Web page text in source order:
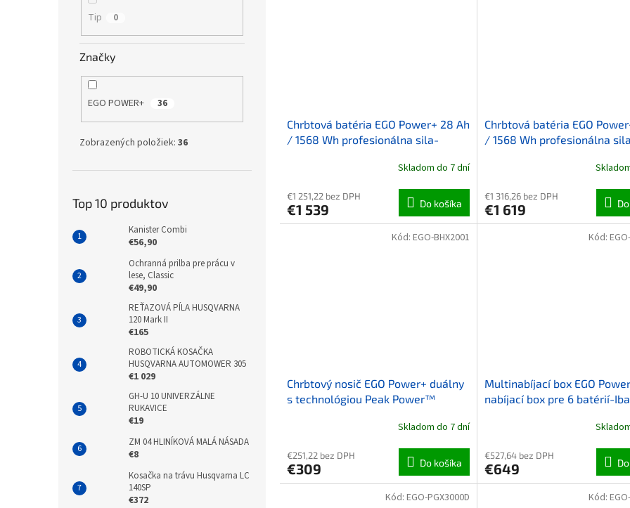
Tip 0
Značky
EGO POWER+ 36
Zobrazených položiek: 36
Top 10 produktov
Kanister Combi
€56,90
Ochranná prilba pre prácu v
lese, Classic
€49,90
REŤAZOVÁ PÍLA HUSQVARNA
120 Mark II
€165
ROBOTICKÁ KOSAČKA
HUSQVARNA AUTOMOWER 305
€1 029
GH-U 10 UNIVERZÁLNE
RUKAVICE
€19
ZM 04 HLINÍKOVÁ MALÁ NÁSADA
€8
Kosačka na trávu Husqvarna LC
140SP
€372
Chrbtová batéria EGO Power+ 28 Ah
/ 1568 Wh profesionálna sila-
Skladom do 7 dní
€1 251,22 bez DPH
€1 539 Do košíka
Chrbtová batéria EGO
/ 1568 Wh profesionálna
€1 316,26 bez DPH
€1 619
Chrbtový nosič EGO Power+ duálny
s technológiou Peak Power™
Skladom do 7 dní
€251,22 bez DPH
€309 Do košíka
Kód: EGO-BHX2001
Multinabíjací box EGO
nabíjací box pre 6 batérií-Iba
€527,64 bez DPH
€649
Kód:
Kód: EGO-PGX3000D Kód: